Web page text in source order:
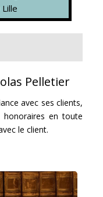
Pelletier
avec ses clients,
en toute
le client.